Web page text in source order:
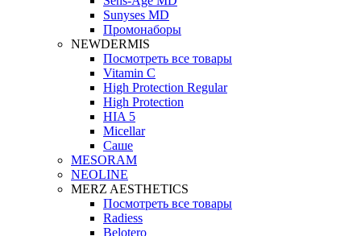
Sunyses MD
Промонаборы
NEWDERMIS
Посмотреть все товары
Vitamin C
High Protection Regular
High Protection
HIA 5
Micellar
Саше
MESORAM
NEOLINE
MERZ AESTHETICS
Посмотреть все товары
Radiess
Belotero